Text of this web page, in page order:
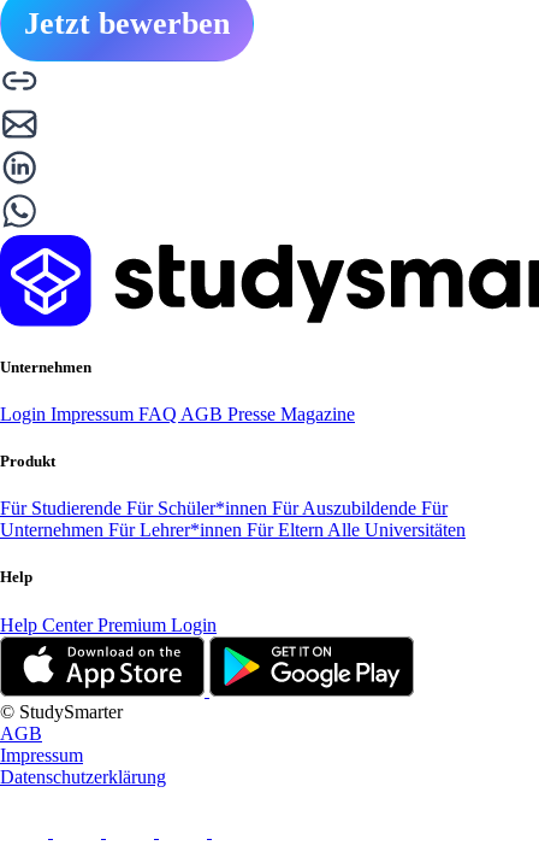
Jetzt bewerben
Unternehmen
Login Impressum FAQ AGB Presse Magazine
Produkt
Für Studierende Für Schüler*innen Für Auszubildende Für
Unternehmen Für Lehrer*innen Für Eltern Alle Universitäten
Help
Help CenterPremium Login
© StudySmarter
AGB
Impressum
Datenschutzerklärung